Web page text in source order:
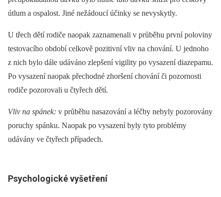
útlum a ospalost. Jiné nežádoucí účinky se nevyskytly.
U třech dětí rodiče naopak zaznamenali v průběhu první poloviny
testovacího období celkově pozitivní vliv na chování. U jednoho
z nich bylo dále udáváno zlepšení vigility po vysazení diazepamu.
Po vysazení naopak přechodné zhoršení chování či pozornosti
rodiče pozorovali u čtyřech dětí.
Vliv na spánek: v průběhu nasazování a léčby nebyly pozorovány
poruchy spánku. Naopak po vysazení byly tyto problémy
udávány ve čtyřech případech.
Psychologické vyšetření